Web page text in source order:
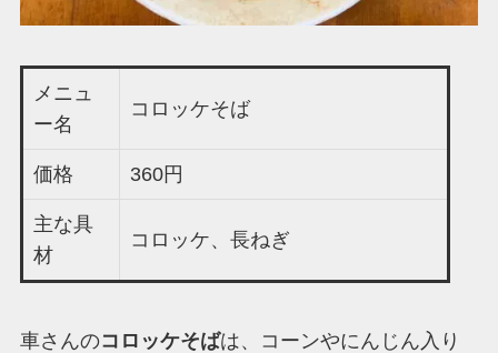
メニュ
ー名
コロッケそば
価格 360円
主な具
材
コロッケ、長ねぎ
車さんのコロッケそばは、コーンやにんじん入り